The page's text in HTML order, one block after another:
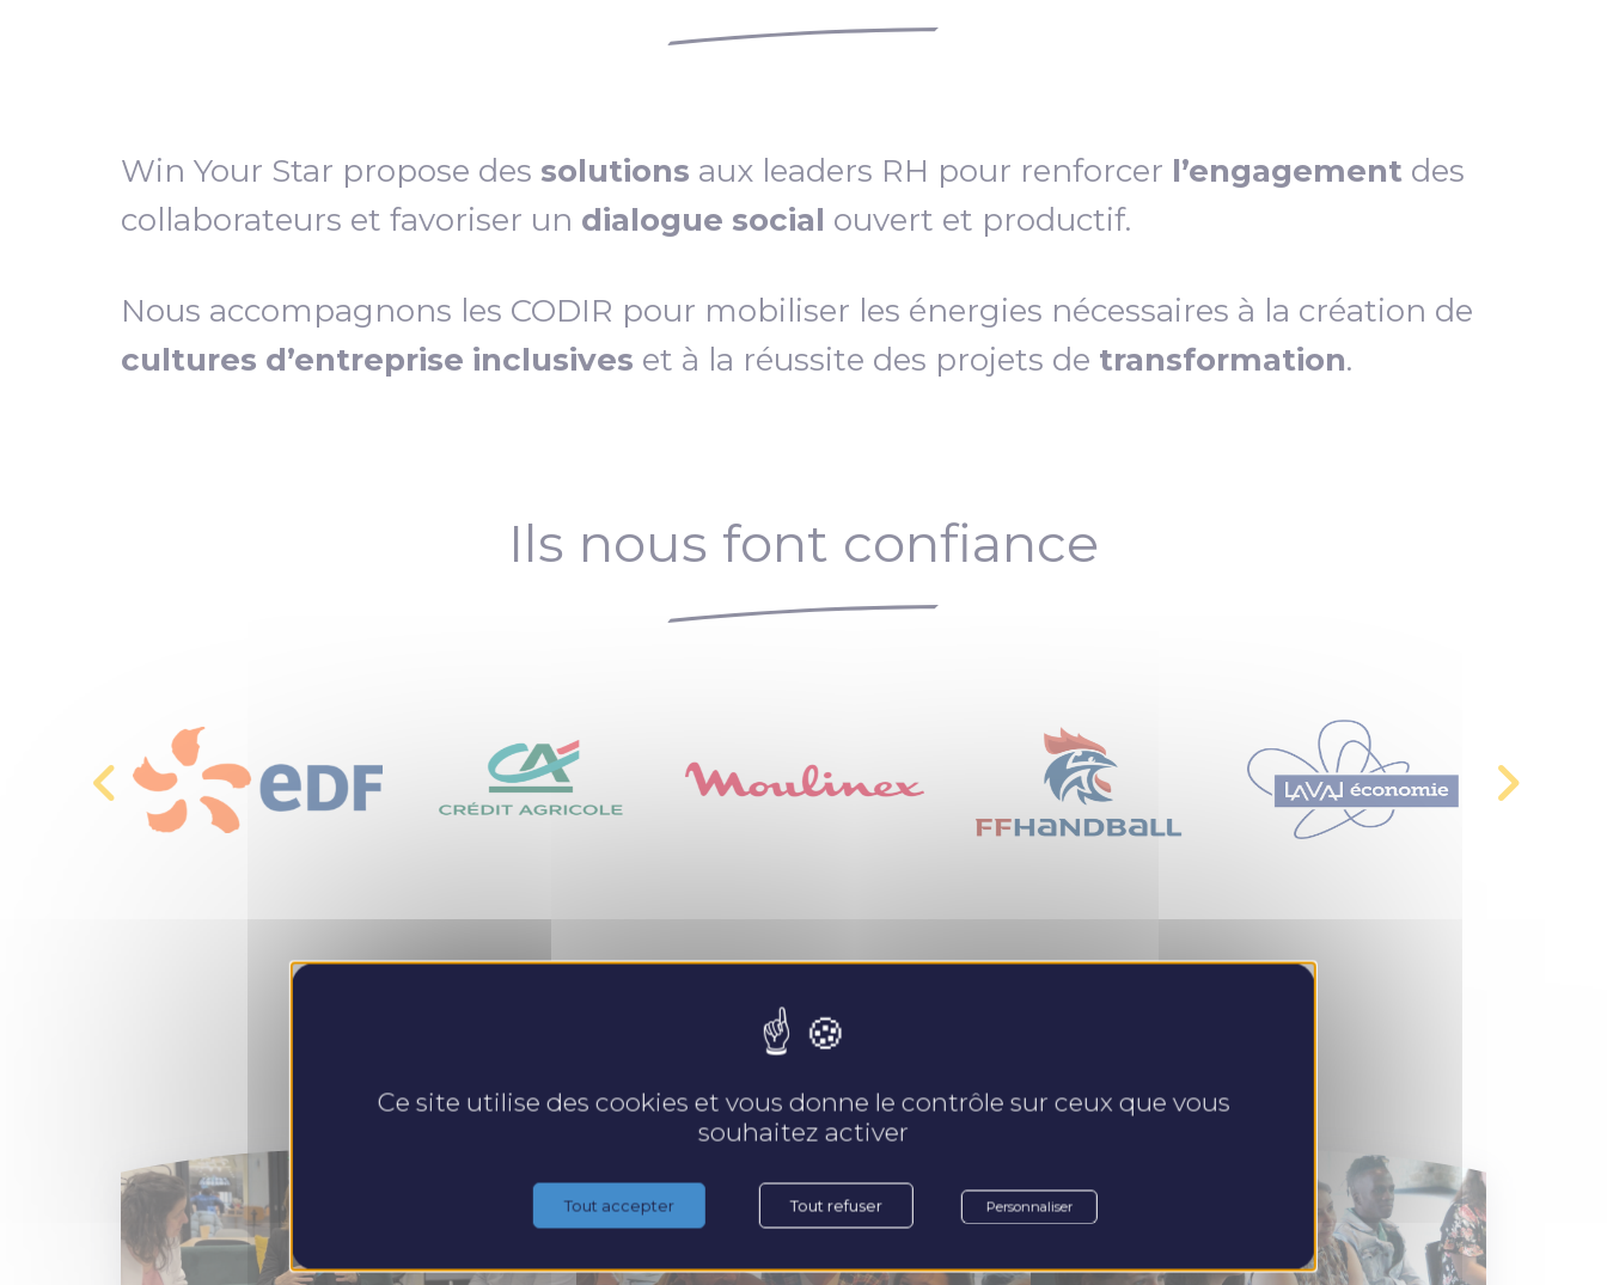
Win Your Star propose des solutions aux leaders RH pour renforcer l’engagement des
collaborateurs et favoriser un dialogue social ouvert et productif.
Nous accompagnons les CODIR pour mobiliser les énergies nécessaires à la création de
cultures d’entreprise inclusives et à la réussite des projets de transformation.
Ils nous font confiance
Nos expertises
Ce site utilise des cookies et vous donne le contrôle sur ceux que vous
souhaitez activer
Tout accepter Tout refuser Personnaliser